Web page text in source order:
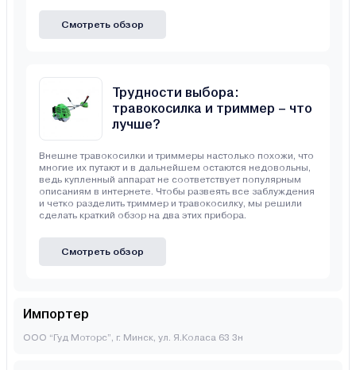
Смотреть обзор
Трудности выбора:
травокосилка и триммер – что
лучше?
Внешне травокосилки и триммеры настолько похожи, что
многие их путают и в дальнейшем остаются недовольны,
ведь купленный аппарат не соответствует популярным
описаниям в интернете. Чтобы развеять все заблуждения
и четко разделить триммер и травокосилку, мы решили
сделать краткий обзор на два этих прибора.
Смотреть обзор
Импортер
ООО “Гуд Моторс”, г. Минск, ул. Я.Коласа 63 3н